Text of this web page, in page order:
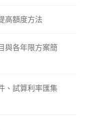
高額度方法
與各年限方案簡
、試算利率匯集